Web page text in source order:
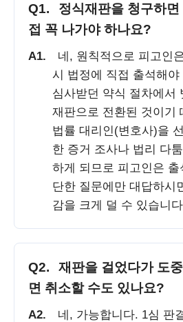
Q1.
정식재판을 청구하
접 꼭 나가야 하나요?
A1.
네, 원칙적으로 피고인
시 법정에 직접 출석해
심사받던 약식 절차에서
재판으로 전환된 것이기
법률 대리인(변호사)을
한 증거 조사나 법리 다
하게 되므로 피고인은
단한 질문에만 대답하시
감을 크게 덜 수 있습니
Q2.
재판을 걸었다가 도
면 취소할 수도 있나요?
A2.
네, 가능합니다. 1심 판